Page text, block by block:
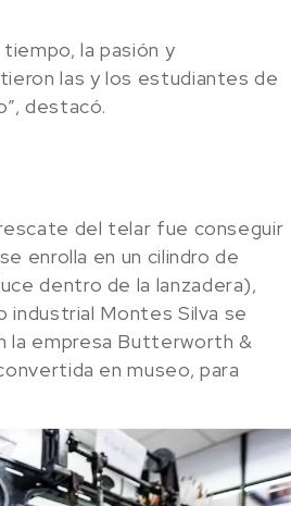
la pasión y
las y los estudiantes de
destacó.
del telar fue conseguir
enrolla en un cilindro de
dentro de la lanzadera),
industrial Montes Silva se
la empresa Butterworth &
en museo, para